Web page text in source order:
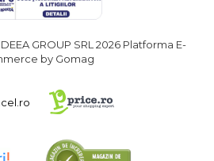
GROUP SRL 2026 Platforma E-
by Gomag